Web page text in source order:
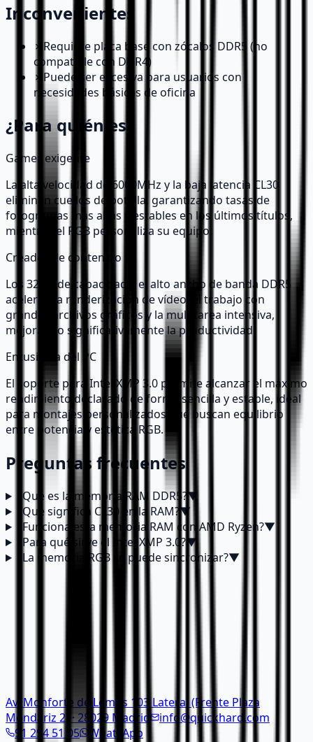
Inconvenientes
✗ Requiere placa base con zócalos DDR5 (no
compatible con DDR4)
✗ Puede ser excesiva para usuarios con
necesidades básicas de oficina
¿Para quién es?
Gamer exigente
La alta velocidad de 6000MHz y la baja latencia CL30
eliminan cuellos de botella, garantizando tasas de
fotogramas más altas y estables en los últimos títulos,
mientras el RGB personaliza su equipo.
Creador de contenido
Los 32GB de capacidad y el alto ancho de banda DDR5
aceleran la renderización de vídeo, el trabajo con
grandes archivos gráficos y la multitarea intensiva,
mejorando significativamente la productividad.
Entusiasta del PC
El soporte para Intel XMP 3.0 permite alcanzar el máximo
rendimiento declarado de forma sencilla y estable, ideal
para montajes personalizados que buscan equilibrio
entre potencia y estética RGB.
Preguntas frecuentes
¿Qué es la memoria RAM DDR5?▼
¿Qué significa CL30 en la RAM?▼
¿Funciona esta memoria RAM con AMD Ryzen?▼
¿Para qué sirve el Intel XMP 3.0?▼
¿La memoria RGB se puede sincronizar?▼
Av. Monforte de Lemos 103 Lateral (Frente Plaza
Mondariz 2) · 28029 Madrid
info@quickhard.com
91 294 51 05
WhatsApp